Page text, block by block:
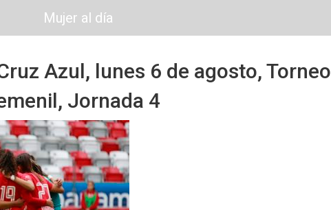
Mujer al día
Azul, lunes 6 de agosto, Torneo
Jornada 4